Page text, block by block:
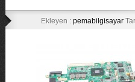
Ekleyen : pemabilgisayar